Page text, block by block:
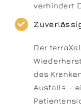
verhindert
Der
des
Ausfalls –